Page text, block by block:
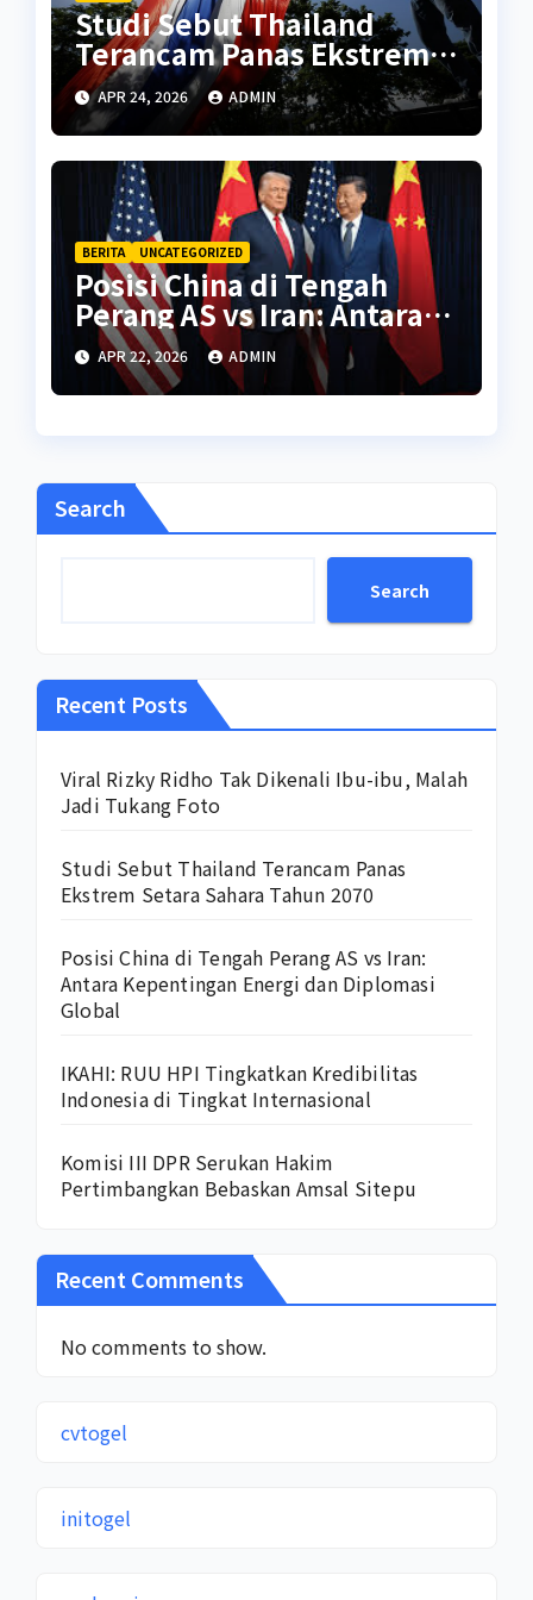
Studi Sebut Thailand
Terancam Panas Ekstrem
Setara Sahara Tahun 2070
APR 24, 2026 ADMIN
BERITA UNCATEGORIZED
Posisi China di Tengah
Perang AS vs Iran: Antara
Kepentingan Energi dan
Diplomasi Global
APR 22, 2026 ADMIN
Search
Search
Recent Posts
Viral Rizky Ridho Tak Dikenali Ibu-ibu, Malah
Jadi Tukang Foto
Studi Sebut Thailand Terancam Panas
Ekstrem Setara Sahara Tahun 2070
Posisi China di Tengah Perang AS vs Iran:
Antara Kepentingan Energi dan Diplomasi
Global
IKAHI: RUU HPI Tingkatkan Kredibilitas
Indonesia di Tingkat Internasional
Komisi III DPR Serukan Hakim
Pertimbangkan Bebaskan Amsal Sitepu
Recent Comments
No comments to show.
cvtogel
initogel